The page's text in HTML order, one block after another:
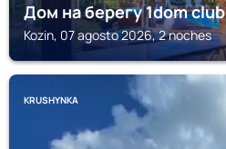
Дом на берегу 1dom club
Kozin, 07 agosto 2026, 2 noches
KRUSHYNKA